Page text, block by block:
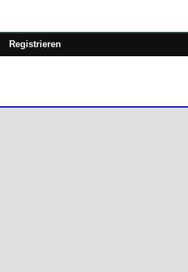
Registrieren